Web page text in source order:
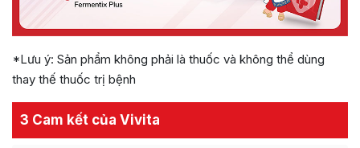
*Lưu ý: Sản phẩm không phải là thuốc và không thể dùng
thay thế thuốc trị bệnh
3 Cam kết của Vivita